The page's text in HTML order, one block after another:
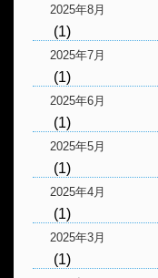
2025年8月
(1)
2025年7月
(1)
2025年6月
(1)
2025年5月
(1)
2025年4月
(1)
2025年3月
(1)